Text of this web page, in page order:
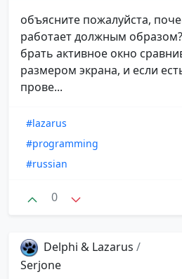
объясните пожалуйста,
работает должным
брать активное окно
размером экрана, и если
прове...
#lazarus
#programming
#russian
0
Delphi & Lazarus /
Serjone